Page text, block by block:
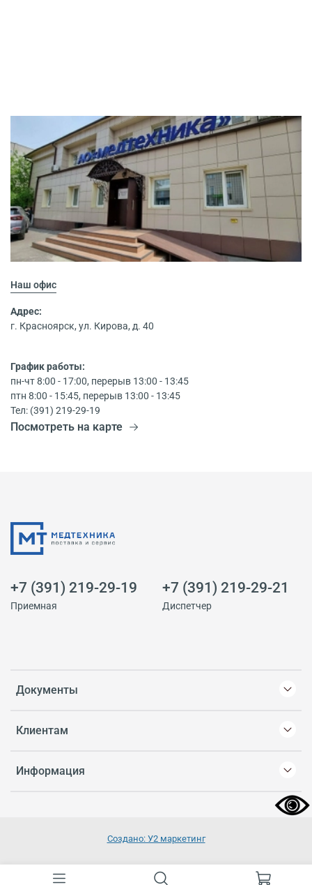
Наш офис
Адрес:
г. Красноярск, ул. Кирова, д. 40
График работы:
пн-чт 8:00 - 17:00, перерыв 13:00 - 13:45
птн 8:00 - 15:45, перерыв 13:00 - 13:45
Тел: (391) 219-29-19
Посмотреть на карте
Документы
Клиентам
Информация
+7 (391) 219-29-19
Приемная
+7 (391) 219-29-21
Диспетчер
Создано: У2 маркетинг